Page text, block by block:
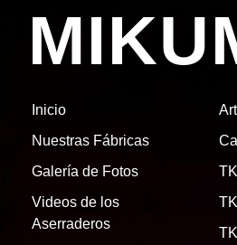
Inicio
Nuestras Fábricas
Galería de Fotos
Videos de los
Aserraderos